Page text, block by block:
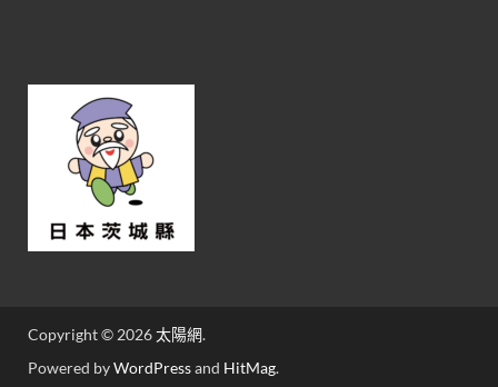
Copyright © 2026太陽網.
Powered byWordPressand HitMag.